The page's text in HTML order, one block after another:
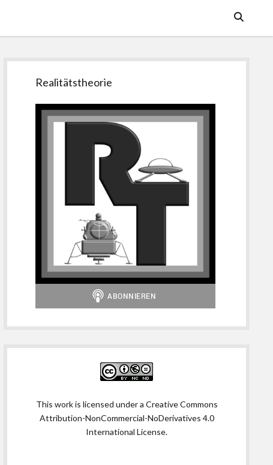
Seitenleiste
Realitätstheorie
This work is licensed under a Creative Commons
Attribution-NonCommercial-NoDerivatives 4.0
International License.